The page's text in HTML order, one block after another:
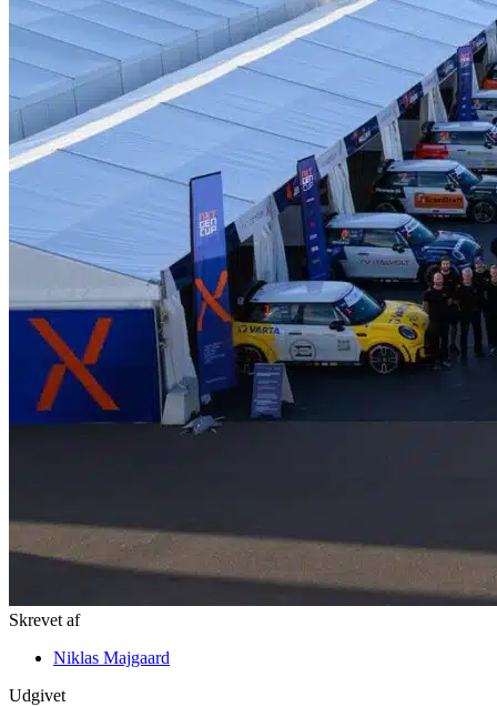
Skrevet af
Niklas Majgaard
Udgivet